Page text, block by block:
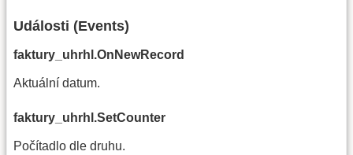
Události (Events)
faktury_uhrhl.OnNewRecord
Aktuální datum.
faktury_uhrhl.SetCounter
Počítadlo dle druhu.